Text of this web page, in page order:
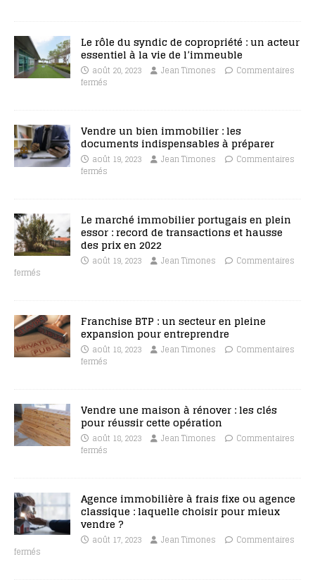
Le rôle du syndic de copropriété : un acteur
essentiel à la vie de l’immeuble
août 20, 2023 Jean Timones
Commentaires
fermés
Vendre un bien immobilier : les
documents indispensables à préparer
août 19, 2023 Jean Timones
Commentaires
fermés
Le marché immobilier portugais en plein
essor : record de transactions et hausse
des prix en 2022
août 19, 2023 Jean Timones
Commentaires
fermés
Franchise BTP : un secteur en pleine
expansion pour entreprendre
août 18, 2023 Jean Timones
Commentaires
fermés
Vendre une maison à rénover : les clés
pour réussir cette opération
août 18, 2023 Jean Timones
Commentaires
fermés
Agence immobilière à frais fixe ou agence
classique : laquelle choisir pour mieux
vendre ?
août 17, 2023 Jean Timones
Commentaires
fermés